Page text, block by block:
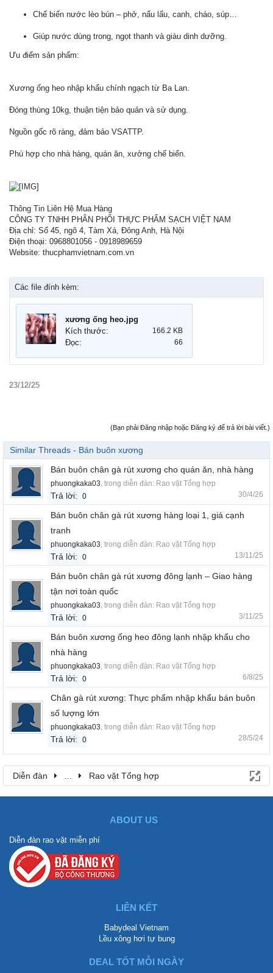
Chế biến nước lèo bún – phở, nấu lẩu, canh, cháo, súp…
Giúp nước dùng trong, ngọt thanh và giàu dinh dưỡng.
Ưu điểm sản phẩm:
Xương ống heo nhập khẩu chính ngạch từ Ba Lan.
Đóng thùng 10kg, thuận tiện bảo quản và sử dụng.
Nguồn gốc rõ ràng, đảm bảo VSATTP.
Phù hợp cho nhà hàng, quán ăn, xưởng chế biến.
Thông Tin Liên Hệ Mua Hàng
CÔNG TY TNHH PHÂN PHỐI THỰC PHẨM SẠCH VIỆT NAM
Địa chỉ: Số 45, ngõ 4, Tàm Xá, Đông Anh, Hà Nội
Điện thoại: 0968801056 - 0918989659
Website: thucphamvietnam.com.vn
Các file đính kèm:
xương ống heo.jpg
Kích thước:
166.2 KB
Đọc: 66
23/12/25
(Bạn phải Đăng nhập hoặc Đăng ký để trả lời bài viết.)
Similar Threads - Bán buôn xương
Bán buôn chân gà rút xương cho quán ăn, nhà hàng
phuongkaka03, trong diễn đàn: Rao vặt Tổng hợp
Trả lời: 0 30/4/26
Bán buôn chân gà rút xương hàng loại 1, giá cạnh
tranh
phuongkaka03, trong diễn đàn: Rao vặt Tổng hợp
Trả lời: 0 13/11/25
Bán buôn chân gà rút xương đông lạnh – Giao hàng
tận nơi toàn quốc
phuongkaka03, trong diễn đàn: Rao vặt Tổng hợp
Trả lời: 0 3/11/25
Bán buôn xương ống heo đông lạnh nhập khẩu cho
nhà hàng
phuongkaka03, trong diễn đàn: Rao vặt Tổng hợp
Trả lời: 0 6/8/25
Chân gà rút xương: Thực phẩm nhập khẩu bán buôn
số lượng lớn
phuongkaka03, trong diễn đàn: Rao vặt Tổng hợp
Trả lời: 0 28/5/24
Diễn đàn ... Rao vặt Tổng hợp
ABOUT US
Diễn đàn rao vặt miễn phí
LIÊN KẾT
Babydeal Vietnam
Lều xông hơi tự bung
DEAL TỐT MỖI NGÀY